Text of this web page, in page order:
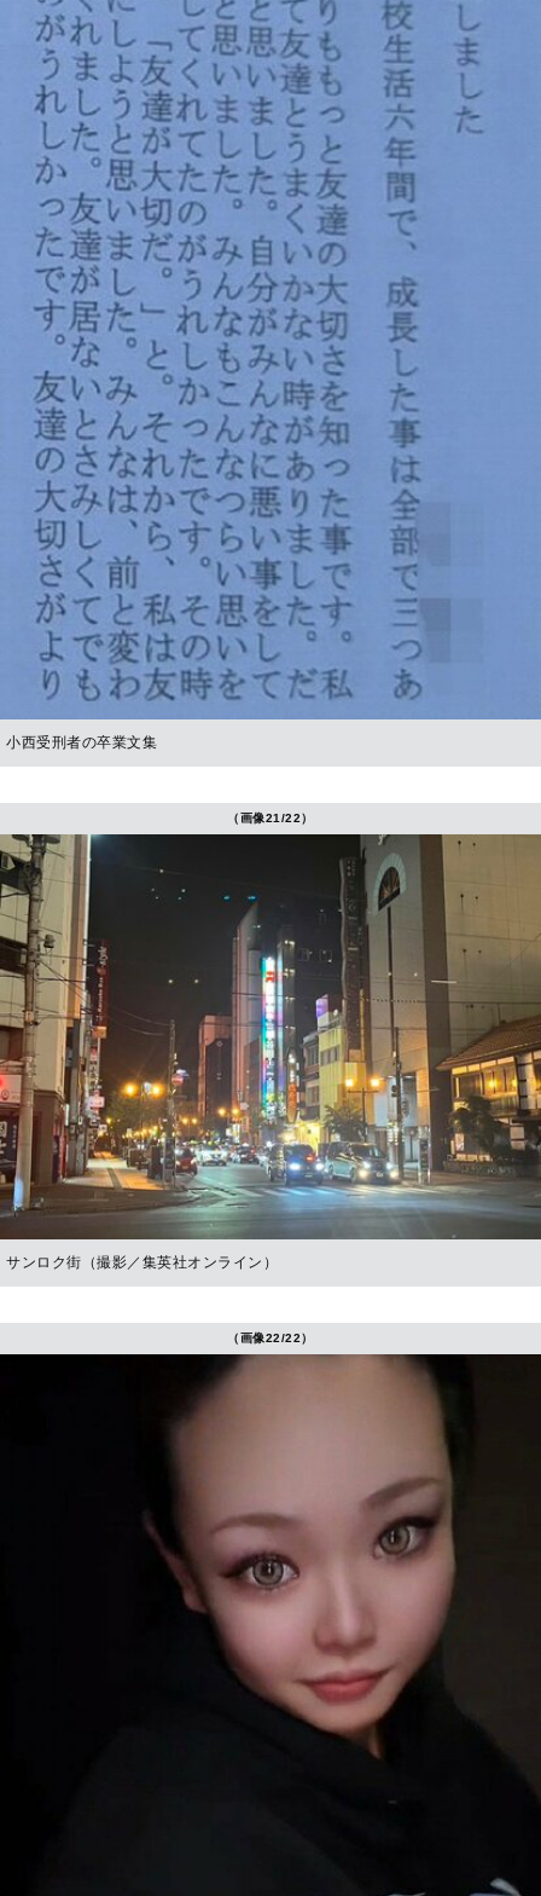
小西受刑者の卒業文集
（画像21/22）
サンロク街（撮影／集英社オンライン）
（画像22/22）